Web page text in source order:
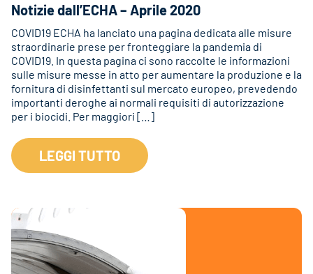
Notizie dall’ECHA – Aprile 2020
COVID19 ECHA ha lanciato una pagina dedicata alle misure
straordinarie prese per fronteggiare la pandemia di
COVID19. In questa pagina ci sono raccolte le informazioni
sulle misure messe in atto per aumentare la produzione e la
fornitura di disinfettanti sul mercato europeo, prevedendo
importanti deroghe ai normali requisiti di autorizzazione
per i biocidi. Per maggiori […]
LEGGI TUTTO